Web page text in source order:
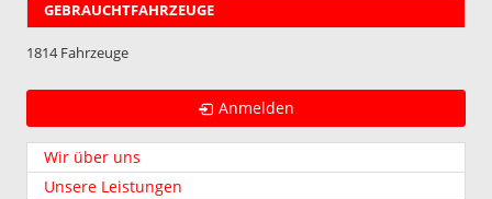
GEBRAUCHTFAHRZEUGE
1814 Fahrzeuge
Anmelden
Wir über uns
Unsere Leistungen